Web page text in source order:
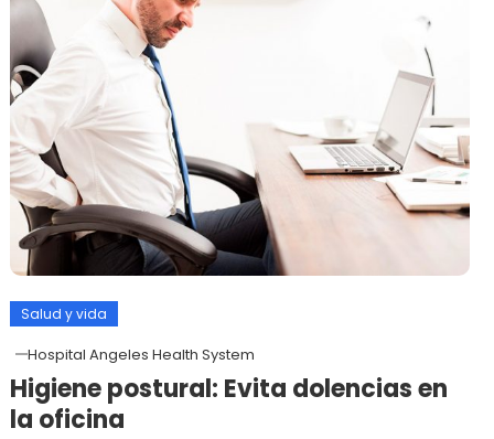
Salud y vida
Hospital Angeles Health System
Higiene postural: Evita dolencias en
la oficina